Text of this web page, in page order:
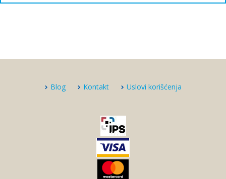
Blog Kontakt Uslovi korišćenja